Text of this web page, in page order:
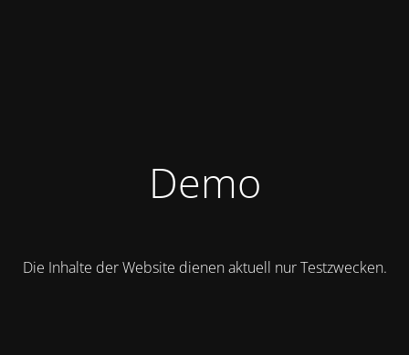
Demo
Die Inhalte der Website dienen aktuell nur Testzwecken.